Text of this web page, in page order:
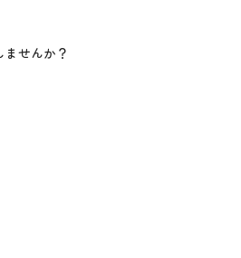
せんか？